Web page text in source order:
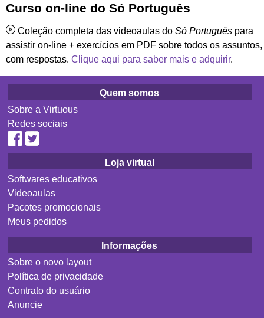
Curso on-line do Só Português
Coleção completa das videoaulas do Só Português para
assistir on-line + exercícios em PDF sobre todos os assuntos,
com respostas. Clique aqui para saber mais e adquirir.
Quem somos
Sobre a Virtuous
Redes sociais
Loja virtual
Softwares educativos
Videoaulas
Pacotes promocionais
Meus pedidos
Informações
Sobre o novo layout
Política de privacidade
Contrato do usuário
Anuncie